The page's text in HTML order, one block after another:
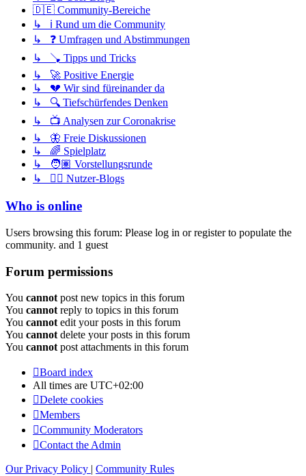
🇩🇪 Community-Bereiche
↳ ℹ️ Rund um die Community
↳ ❓ Umfragen und Abstimmungen
↳ 🪠 Tipps und Tricks
↳ 🚀 Positive Energie
↳ 💔 Wir sind füreinander da
↳ 🔍 Tiefschürfendes Denken
↳ 📺 Analysen zur Coronakrise
↳ 🦋 Freie Diskussionen
↳ 🌈 Spielplatz
↳ 🧑🏽 Vorstellungsrunde
↳ ✍🏽 Nutzer-Blogs
Who is online
Users browsing this forum: Please log in or register to populate the
community. and 1 guest
Forum permissions
You cannot post new topics in this forum
You cannot reply to topics in this forum
You cannot edit your posts in this forum
You cannot delete your posts in this forum
You cannot post attachments in this forum
Board index
All times are UTC+02:00
Delete cookies
Members
Community Moderators
Contact the Admin
Our Privacy Policy | Community Rules